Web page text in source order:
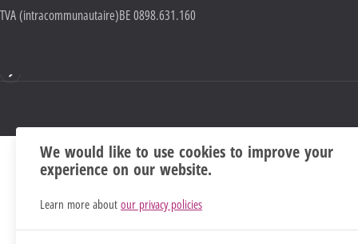
TVA (intracommunautaire)BE 0898.631.160
We would like to use cookies to improve your
experience on our website.
Learn more about our privacy policies